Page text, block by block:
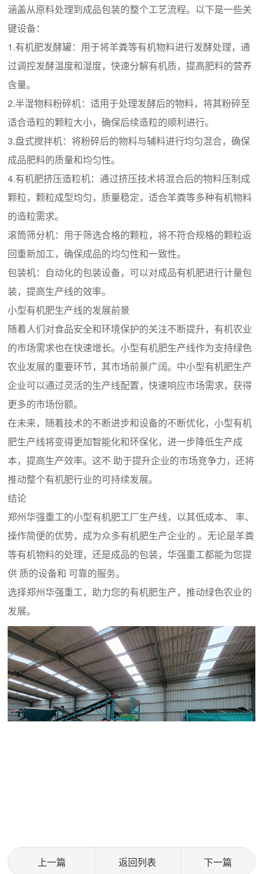
涵盖从原料处理到成品包装的整个工艺流程。以下是一些关
键设备：
1.有机肥发酵罐：用于将羊粪等有机物料进行发酵处理，通
过调控发酵温度和湿度，快速分解有机质，提高肥料的营养
含量。
2.半湿物料粉碎机：适用于处理发酵后的物料，将其粉碎至
适合造粒的颗粒大小，确保后续造粒的顺利进行。
3.盘式搅拌机：将粉碎后的物料与辅料进行均匀混合，确保
成品肥料的质量和均匀性。
4.有机肥挤压造粒机：通过挤压技术将混合后的物料压制成
颗粒，颗粒成型均匀，质量稳定，适合羊粪等多种有机物料
的造粒需求。
滚筒筛分机：用于筛选合格的颗粒，将不符合规格的颗粒返
回重新加工，确保成品的均匀性和一致性。
包装机：自动化的包装设备，可以对成品有机肥进行计量包
装，提高生产线的效率。
小型有机肥生产线的发展前景
随着人们对食品安全和环境保护的关注不断提升，有机农业
的市场需求也在快速增长。小型有机肥生产线作为支持绿色
农业发展的重要环节，其市场前景广阔。中小型有机肥生产
企业可以通过灵活的生产线配置，快速响应市场需求，获得
更多的市场份额。
在未来，随着技术的不断进步和设备的不断优化，小型有机
肥生产线将变得更加智能化和环保化，进一步降低生产成
本，提高生产效率。这不 助于提升企业的市场竞争力，还将
推动整个有机肥行业的可持续发展。
结论
郑州华强重工的小型有机肥工厂生产线，以其低成本、 率、
操作简便的优势，成为众多有机肥生产企业的 。无论是羊粪
等有机物料的处理，还是成品的包装，华强重工都能为您提
供 质的设备和 可靠的服务。
选择郑州华强重工，助力您的有机肥生产，推动绿色农业的
发展。
上一篇 返回列表 下一篇